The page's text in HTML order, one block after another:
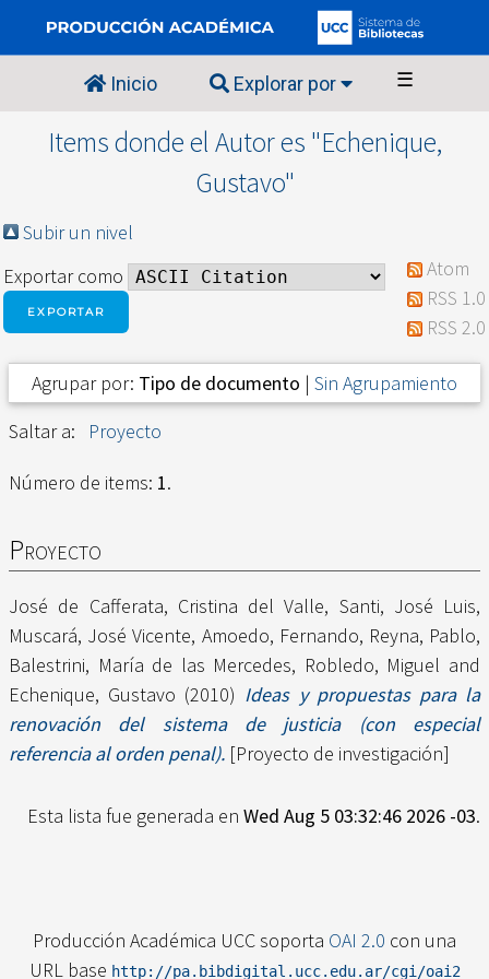
Inicio Explorar por ☰
Items donde el Autor es "Echenique,
Gustavo"
Subir un nivel
Exportar como
Atom
RSS 1.0
RSS 2.0
Agrupar por: Tipo de documento | Sin Agrupamiento
Saltar a:
Proyecto
Número de items: 1.
Proyecto
José de Cafferata, Cristina del Valle, Santi, José Luis,
Muscará, José Vicente, Amoedo, Fernando, Reyna, Pablo,
Balestrini, María de las Mercedes, Robledo, Miguel and
Echenique, Gustavo (2010) Ideas y propuestas para la
renovación del sistema de justicia (con especial
referencia al orden penal). [Proyecto de investigación]
Esta lista fue generada en Wed Aug 5 03:32:46 2026 -03.
Producción Académica UCC soporta OAI 2.0 con una
URL base http://pa.bibdigital.ucc.edu.ar/cgi/oai2